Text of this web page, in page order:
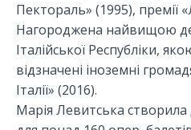
Пектораль» (1995), премії
Нагороджена найвищою
Італійської Республіки,
відзначені іноземні
Італії» (2016).
Марія Левитська